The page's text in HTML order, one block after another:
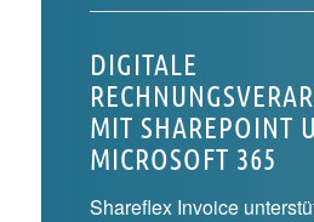
DIGITALE
MIT SHAREPOINT
MICROSOFT 365
Shareflex Invoice